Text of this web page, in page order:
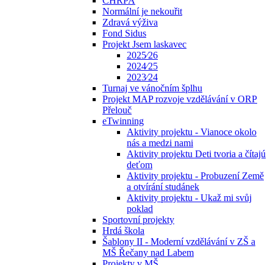
Normální je nekouřit
Zdravá výživa
Fond Sidus
Projekt Jsem laskavec
2025⁄26
2024⁄25
2023⁄24
Turnaj ve vánočním šplhu
Projekt MAP rozvoje vzdělávání v ORP
Přelouč
eTwinning
Aktivity projektu - Vianoce okolo
nás a medzi nami
Aktivity projektu Deti tvoria a čítajú
deťom
Aktivity projektu - Probuzení Země
a otvírání studánek
Aktivity projektu - Ukaž mi svůj
poklad
Sportovní projekty
Hrdá škola
Šablony II - Moderní vzdělávání v ZŠ a
MŠ Řečany nad Labem